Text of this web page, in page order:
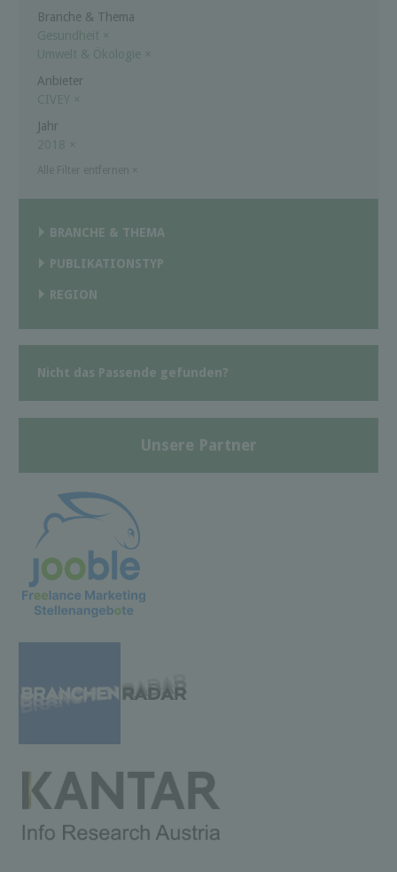
Branche & Thema
Gesundheit ×
Umwelt & Ökologie ×
Anbieter
CIVEY
×
Jahr
2018 ×
BRANCHE & THEMA
PUBLIKATIONSTYP
REGION
Nicht das Passende gefunden?
Unsere Partner